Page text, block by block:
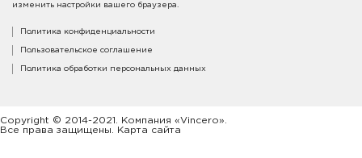
изменить настройки вашего браузера.
Политика конфиденциальности
Пользовательское соглашение
Политика обработки персональных данных
Copyright © 2014-2021. Компания «Vincero».
Все права защищены. Карта сайта